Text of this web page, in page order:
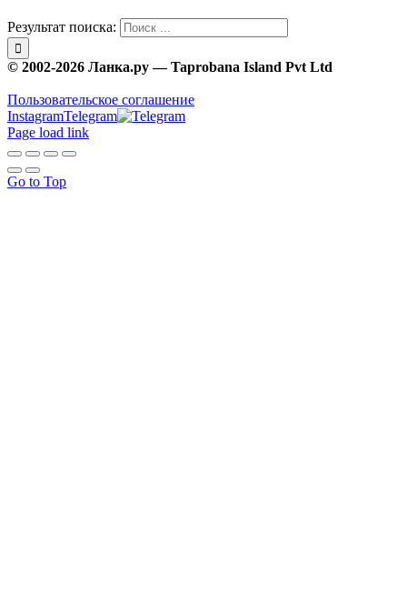
Результат поиска:
© 2002-2026 Ланка.ру — Taprobana Island Pvt Ltd
Пользовательское соглашение
InstagramTelegram
Page load link
Go to Top